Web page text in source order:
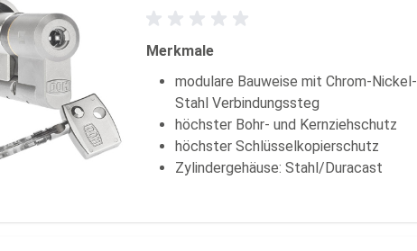
Merkmale
modulare Bauweise mit Chrom-Nickel-
Stahl Verbindungssteg
höchster Bohr- und Kernziehschutz
höchster Schlüsselkopierschutz
Zylindergehäuse: Stahl/Duracast